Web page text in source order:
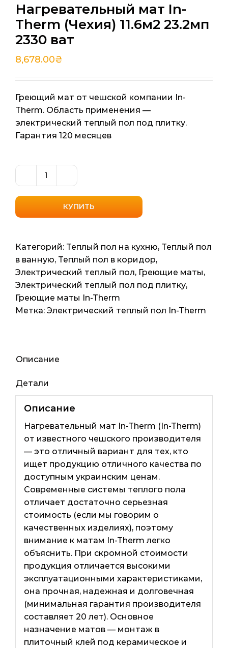
Нагревательный мат In-
Therm (Чехия) 11.6м2 23.2мп
2330 ват
8,678.00₴
Греющий мат от чешской компании In-
Therm. Область применения —
электрический теплый пол под плитку.
Гарантия 120 месяцев
Количество
товара
Нагревательный
мат
Therm
(Чехия)
11.6м2
23.2мп
2330
ват
КУПИТЬ
Категорий: Теплый пол на кухню, Теплый пол
в ванную, Теплый пол в коридор,
Электрический теплый пол, Греющие маты,
Электрический теплый пол под плитку,
Греющие маты In-Therm
Метка: Электрический теплый пол In-Therm
Описание
Детали
Описание
Нагревательный мат In-Therm (In-Therm)
от известного чешского производителя
— это отличный вариант для тех, кто
ищет продукцию отличного качества по
доступным украинским ценам.
Современные системы теплого пола
отличает достаточно серьезная
стоимость (если мы говорим о
качественных изделиях), поэтому
внимание к матам In-Therm легко
объяснить. При скромной стоимости
продукция отличается высокими
эксплуатационными характеристиками,
она прочная, надежная и долговечная
(минимальная гарантия производителя
составляет 20 лет). Основное
назначение матов — монтаж в
плиточный клей под керамическое и